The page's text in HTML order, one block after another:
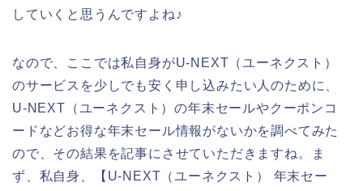
していくと思うんですよね♪
なので、ここでは私自身がU-NEXT（ユーネクスト）
のサービスを少しでも安く申し込みたい人のために、
U-NEXT（ユーネクスト）の年末セールやクーポンコ
ードなどお得な年末セール情報がないかを調べてみた
ので、その結果を記事にさせていただきますね。ま
ず、私自身、【U-NEXT（ユーネクスト） 年末セー